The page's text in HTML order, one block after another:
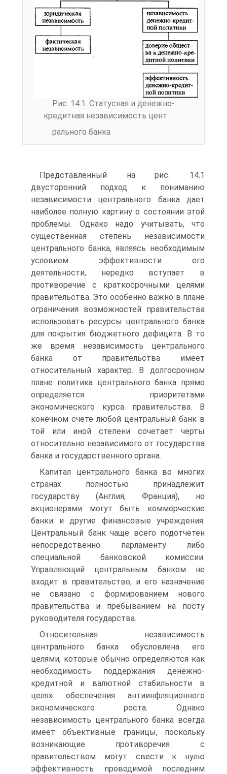
Рис. 14.1. Статусная и денежно-
кредитная независимость цент­
рального банка
Представленный на рис. 14.1
двусторонний подход к пониманию
независимости центрального банка дает
наиболее полную картину о состоянии этой
проблемы. Однако надо учитывать, что
существенная степень независимости
центрального банка, являясь необходимым
условием эффективности его
деятельности, нередко вступает в
противоречие с краткосрочными целями
правительства. Это особенно важно в плане
ограничения возможностей правительства
использовать ресурсы центрального банка
для покрытия бюджетного дефицита. В то
же время независимость центрального
банка от правительства имеет
относительный характер. В долгосрочном
плане политика центрального банка прямо
определяется приоритетами
экономического курса правительства. В
конечном счете любой центральный банк в
той или иной степени сочетает черты
относительно независимого от государства
банка и государственного органа.
Капитал центрального банка во многих
странах полностью при­надлежит
государству (Англия, Франция), но
акционерами могут быть коммерческие
банки и другие финансовые учреждения.
Цент­ральный банк чаще всего подотчетен
непосредственно парламенту либо
специальной банковской комиссии.
Управляющий централь­ным банком не
входит в правительство, и его назначение
не связано с формированием нового
правительства и пребыванием на посту
руководителя государства.
Относительная независимость
центрального банка обусловлена его
целями, которые обычно определяются как
необходимость под­держания денежно-
кредитной и валютной стабильности в
целях обеспечения антиинфляционного
экономического роста. Однако
независимость центрального банка всегда
имеет объективные грани­цы, поскольку
возникающие противоречия с
правительством могут свести к нулю
эффективность проводимой последним